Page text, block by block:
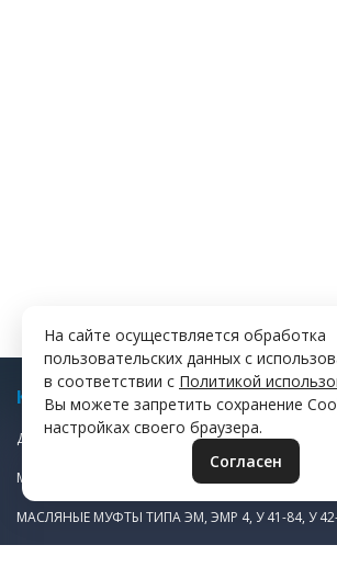
КАТАЛОГ
ДИСКИ ФРИКЦИОННЫЕ
МАСЛЯНАЯ ПУСКОВАЯ МУФТА ЭТМ 1Н983
МАСЛЯНЫЕ МУФТЫ ТИПА ЭМ, ЭМР 4, У 41-84, У
На сайте осуществляется обработка
пользовательских данных с
в соответствии с Политикой
Вы можете запретить сохранение
настройках своего браузера.
Согласен